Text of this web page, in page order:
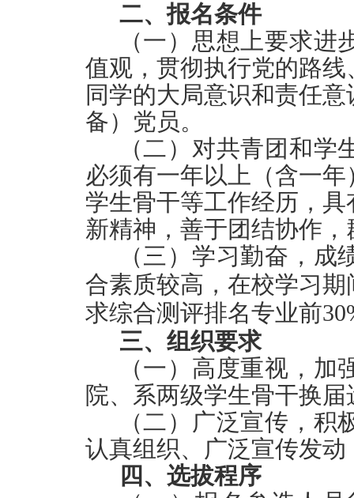
二、报名条件
（一）思想上要求
值观，贯彻执行党的路
同学的大局意识和责任
备）党员。
（二）对共青团和
必须有一年以上（含一
学生骨干等工作经历，
新精神，善于团结协作
（三）学习勤奋，
合素质较高，在校学习
求综合测评排名专业前
三、 组织要求
（一）高度重视，
院、系两级学生骨干换
（二）广泛宣传，
认真组织、广泛宣传发
四、选拔程序